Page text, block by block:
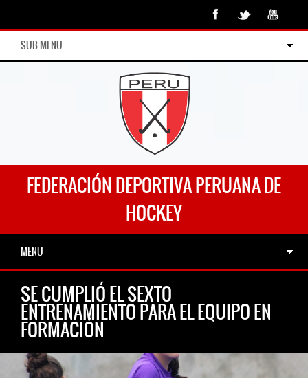
SUB MENU
FEDERACIÓN DEPORTIVA PERUANA DE
HOCKEY
MENU
SE CUMPLIÓ EL SEXTO
ENTRENAMIENTO PARA EL EQUIPO EN
FORMACIÓN